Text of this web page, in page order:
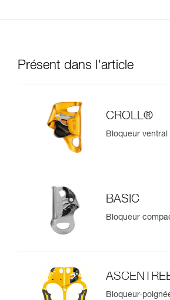
Présent dans l'article
CROLL®
Bloqueur ventral
BASIC
Bloqueur
Bloqueur-